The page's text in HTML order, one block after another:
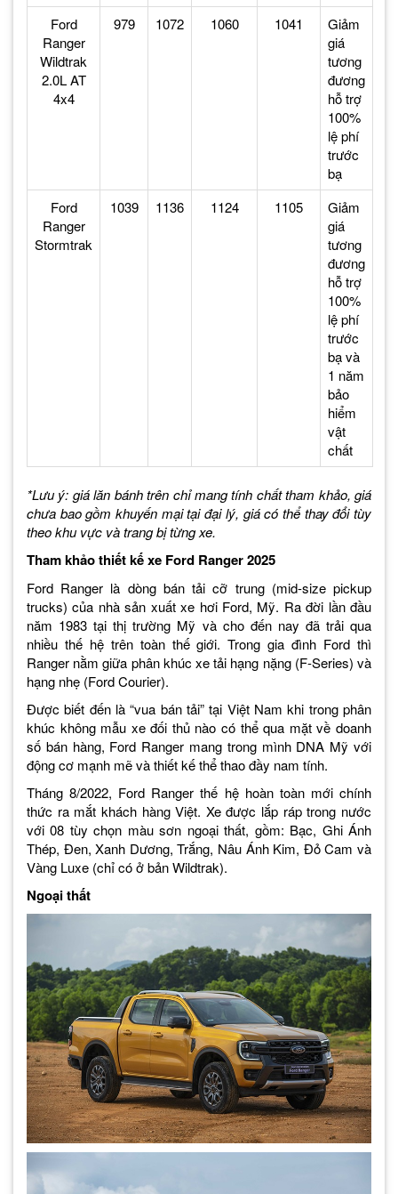
Ford
Ranger
Wildtrak
2.0L AT
4x4
979 1072 1060 1041
Giảm
giá
tương
đương
hỗ trợ
100%
lệ phí
trước
bạ
Ford
Ranger
Stormtrak
1039 1136 1124 1105
Giảm
giá
tương
đương
hỗ trợ
100%
lệ phí
trước
bạ và
1 năm
bảo
hiểm
vật
chất
*Lưu ý: giá lăn bánh trên chỉ mang tính chất tham khảo, giá
chưa bao gồm khuyến mại tại đại lý, giá có thể thay đổi tùy
theo khu vực và trang bị từng xe.
Tham khảo thiết kế xe Ford Ranger 2025
Ford Ranger là dòng bán tải cỡ trung (mid-size pickup
trucks) của nhà sản xuất xe hơi Ford, Mỹ. Ra đời lần đầu
năm 1983 tại thị trường Mỹ và cho đến nay đã trải qua
nhiều thế hệ trên toàn thế giới. Trong gia đình Ford thì
Ranger nằm giữa phân khúc xe tải hạng nặng (F-Series) và
hạng nhẹ (Ford Courier).
Được biết đến là “vua bán tải” tại Việt Nam khi trong phân
khúc không mẫu xe đối thủ nào có thể qua mặt về doanh
số bán hàng, Ford Ranger mang trong mình DNA Mỹ với
động cơ mạnh mẽ và thiết kế thể thao đầy nam tính.
Tháng 8/2022, Ford Ranger thế hệ hoàn toàn mới chính
thức ra mắt khách hàng Việt. Xe được lắp ráp trong nước
với 08 tùy chọn màu sơn ngoại thất, gồm: Bạc, Ghi Ánh
Thép, Đen, Xanh Dương, Trắng, Nâu Ánh Kim, Đỏ Cam và
Vàng Luxe (chỉ có ở bản Wildtrak).
Ngoại thất